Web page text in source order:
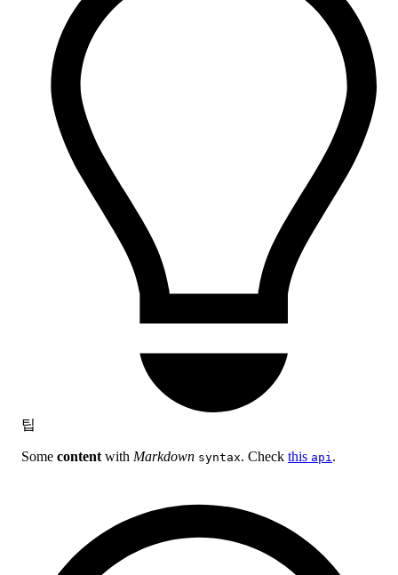
팁
Some contentwith Markdown syntax. Check this api.